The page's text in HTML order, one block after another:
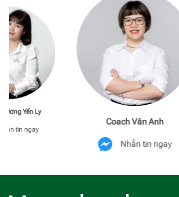
Coach Vân Anh
Nhắn tin ngay
Yến Ly
tin ngay